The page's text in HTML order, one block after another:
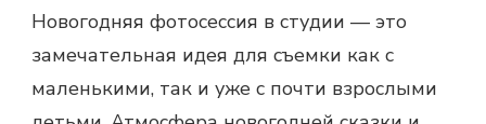
Новогодняя фотосессия в студии — это
замечательная идея для съемки как с
маленькими, так и уже с почти взрослыми